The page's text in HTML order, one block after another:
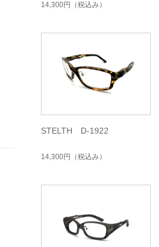
14,300円 （税込み）
STELTH D-1922
14,300円 （税込み）